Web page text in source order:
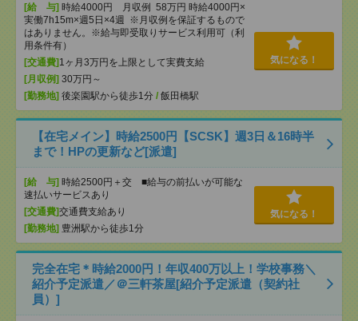
[給 与] 時給4000円 月収例 58万円 時給4000円×
実働7h15m×週5日×4週 ※月収例を保証するもので
はありません。※給与即受取りサービス利用可（利
用条件有）
[交通費]1ヶ月3万円を上限として実費支給
[月収例] 30万円～
[勤務地] 後楽園駅から徒歩1分 / 飯田橋駅
気になる！
【在宅メイン】時給2500円【SCSK】週3日＆16時半
まで！HPの更新など[派遣]
[給 与] 時給2500円＋交 ■給与の前払いが可能な
速払いサービスあり
[交通費]交通費支給あり
[勤務地] 豊洲駅から徒歩1分
気になる！
完全在宅＊時給2000円！年収400万以上！学校事務＼
紹介予定派遣／＠三軒茶屋[紹介予定派遣（契約社
員）]